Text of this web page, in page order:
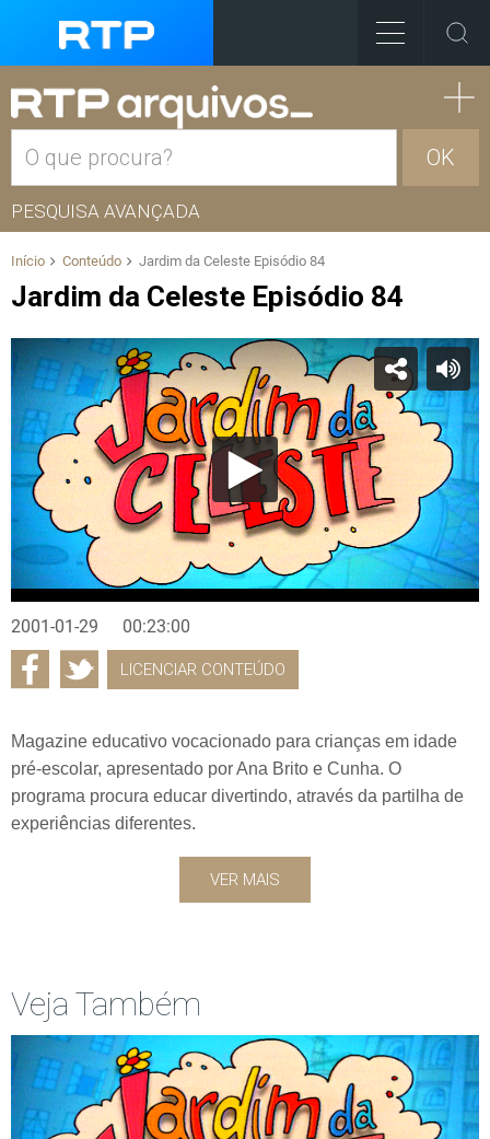
OK
PESQUISA AVANÇADA
Início Conteúdo Jardim da Celeste Episódio 84
Jardim da Celeste Episódio 84
2001-01-29 00:23:00
LICENCIAR CONTEÚDO
Magazine educativo vocacionado para crianças em idade
pré-escolar, apresentado por Ana Brito e Cunha. O
programa procura educar divertindo, através da partilha de
experiências diferentes.
VER MAIS
Veja Também